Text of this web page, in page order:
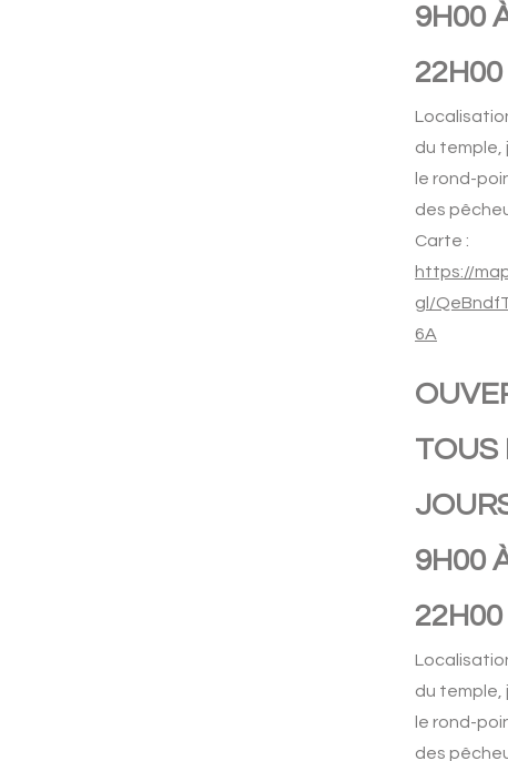
9H00
22H00
du temple,
le rond-
des
Carte :
https://
gl/
6A
TOUS
9H00
22H00
du temple,
le rond-
des